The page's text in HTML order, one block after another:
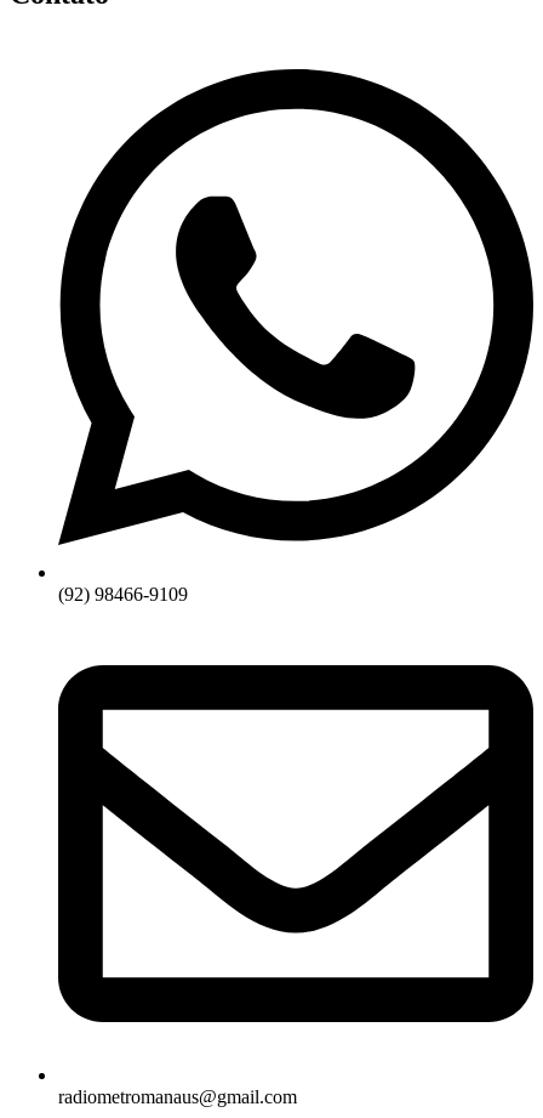
(92) 98466-9109
radiometromanaus@gmail.com